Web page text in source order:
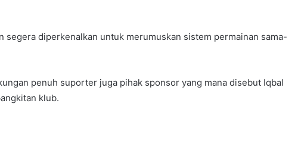
segera diperkenalkan untuk merumuskan sistem permainan sama-
penuh suporter juga pihak sponsor yang mana disebut Iqbal
klub.